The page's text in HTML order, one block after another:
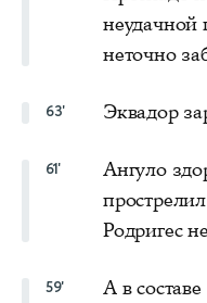
неудачной
неточно
63' Эквадор
61'
Ангуло
Родригес
59'
А в